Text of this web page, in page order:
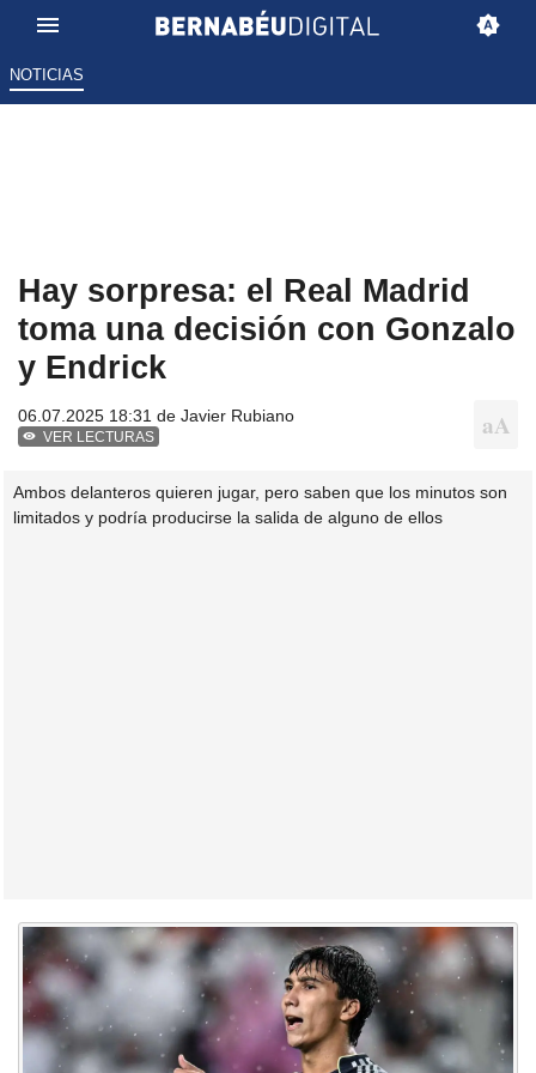
NOTICIAS
Hay sorpresa: el Real Madrid
toma una decisión con Gonzalo
y Endrick
06.07.2025 18:31 de Javier Rubiano
VER LECTURAS
Ambos delanteros quieren jugar, pero saben que los minutos son
limitados y podría producirse la salida de alguno de ellos